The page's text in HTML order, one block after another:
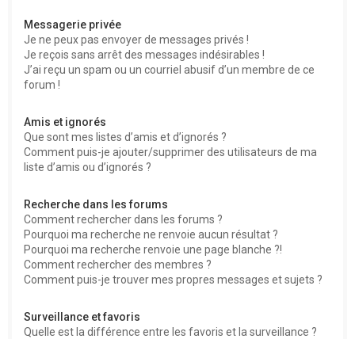
Messagerie privée
Je ne peux pas envoyer de messages privés !
Je reçois sans arrêt des messages indésirables !
J’ai reçu un spam ou un courriel abusif d’un membre de ce
forum !
Amis et ignorés
Que sont mes listes d’amis et d’ignorés ?
Comment puis-je ajouter/supprimer des utilisateurs de ma
liste d’amis ou d’ignorés ?
Recherche dans les forums
Comment rechercher dans les forums ?
Pourquoi ma recherche ne renvoie aucun résultat ?
Pourquoi ma recherche renvoie une page blanche ?!
Comment rechercher des membres ?
Comment puis-je trouver mes propres messages et sujets ?
Surveillance et favoris
Quelle est la différence entre les favoris et la surveillance ?